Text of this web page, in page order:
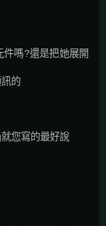
嗎?還是把她展開
的
您寫的最好說